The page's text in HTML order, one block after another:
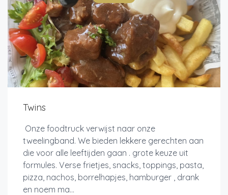
Twins
Onze foodtruck verwijst naar onze
tweelingband. We bieden lekkere gerechten aan
die voor alle leeftijden gaan . grote keuze uit
formules. Verse frietjes, snacks, toppings, pasta,
pizza, nachos, borrelhapjes, hamburger , drank
en noem ma...